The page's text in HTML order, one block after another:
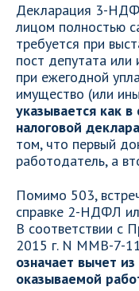
Декларация 3-
лицом полностью
требуется при
пост депутата или
при ежегодной
имущество (или
указывается как
налоговой
том, что первый
работодатель, а
Помимо 503,
справке 2-НДФЛ
В соответствии с
2015 г. N ММВ-7-
означает вычет
оказываемой